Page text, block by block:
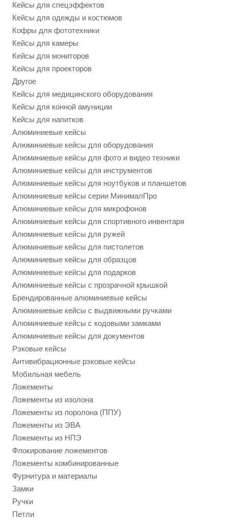
Кейсы для спецэффектов
Кейсы для одежды и костюмов
Кофры для фототехники
Кейсы для камеры
Кейсы для мониторов
Кейсы для проекторов
Другое
Кейсы для медицинского оборудования
Кейсы для конной амуниции
Кейсы для напитков
Алюминиевые кейсы
Алюминиевые кейсы для оборудования
Алюминиевые кейсы для фото и видео техники
Алюминиевые кейсы для инструментов
Алюминиевые кейсы для ноутбуков и планшетов
Алюминиевые кейсы серии МинималПро
Алюминиевые кейсы для микрофонов
Алюминиевые кейсы для спортивного инвентаря
Алюминиевые кейсы для ружей
Алюминиевые кейсы для пистолетов
Алюминиевые кейсы для образцов
Алюминиевые кейсы для подарков
Алюминиевые кейсы с прозрачной крышкой
Брендированные алюминиевые кейсы
Алюминиевые кейсы с выдвижными ручками
Алюминиевые кейсы с кодовыми замками
Алюминиевые кейсы для документов
Рэковые кейсы
Антивибрационные рэковые кейсы
Мобильная мебель
Ложементы
Ложементы из изолона
Ложементы из поролона (ППУ)
Ложементы из ЭВА
Ложементы из НПЭ
Флокирование ложементов
Ложементы комбинированные
Фурнитура и материалы
Замки
Ручки
Петли